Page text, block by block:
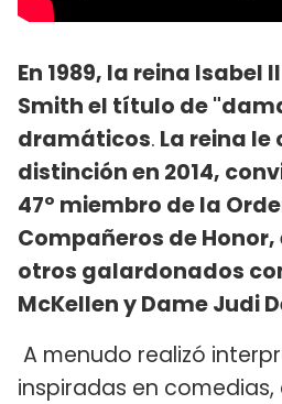
En 1989, la reina Isabel
Smith el título de
dramáticos. La reina
distinción en 2014,
47º miembro de la
Compañeros de
otros galardonados
McKellen y Dame Judi
A menudo realizó
inspiradas en